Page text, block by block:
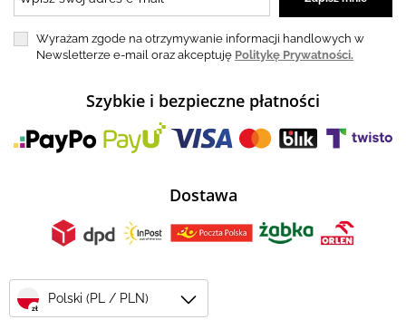
Wyrażam zgode na otrzymywanie informacji handlowych w
Newsletterze e-mail oraz akceptuję Politykę Prywatności.
Szybkie i bezpieczne płatności
Dostawa
zł
Polski (PL / PLN)